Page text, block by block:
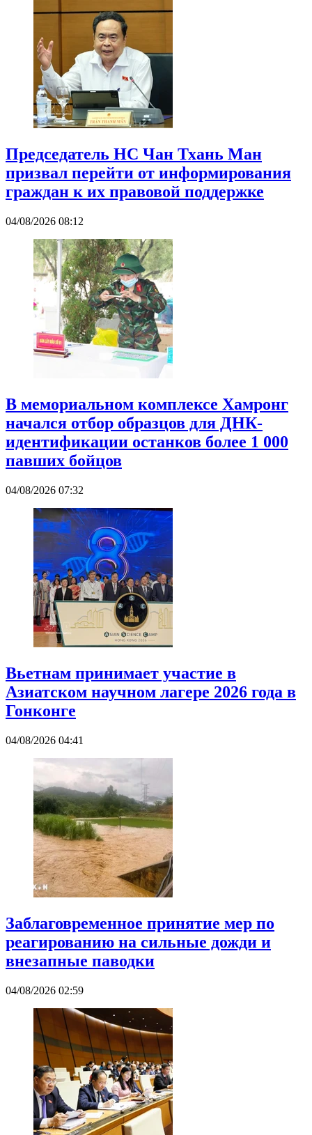
Председатель НС Чан Тхань Ман
призвал перейти от информирования
граждан к их правовой поддержке
04/08/2026 08:12
В мемориальном комплексе Хамронг
начался отбор образцов для ДНК-
идентификации останков более 1 000
павших бойцов
04/08/2026 07:32
Вьетнам принимает участие в
Азиатском научном лагере 2026 года в
Гонконге
04/08/2026 04:41
Заблаговременное принятие мер по
реагированию на сильные дожди и
внезапные паводки
04/08/2026 02:59